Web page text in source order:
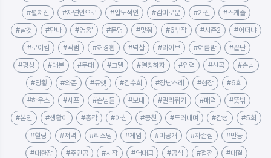
#펼쳐진 #자연인으로 #압도적인 #감미로운 #가진 #스케줄
#날것 #만나 #영웅' #문명 #맞춰 #6부작 #시즌2 #어떠냐
#로이킴 #곽범 #허경환 #넉살 #라이브 #여름밤 #끝난
#평상 #대본 #무대 #그댈 #열창하자 #입력 #선곡 #손님
#당황 #와준 #듀엣 #김수희 #장난스레 #현장 #6회
#하우스 #셰프 #손님들 #보내 #멀리뛰기 #매력 #뜻밖
#본인 #생활이 #총각 #아침 #뭉친 #드러내며 #감성 #5회
#힐링 #저녁 #리스닝 #게임 #미공개 #자존심 #만능
#대환장 #주인공 #시작 #역대급 #공식 #접전 #대결